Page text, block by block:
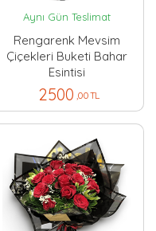
Aynı Gün Teslimat
Rengarenk Mevsim
Çiçekleri Buketi Bahar
Esintisi
2500 ,00 TL